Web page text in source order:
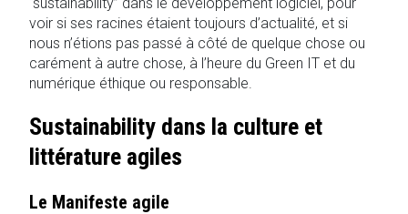
voir si ses racines étaient toujours d’actualité, et si
nous n’étions pas passé à côté de quelque chose ou
carément à autre chose, à l’heure du Green IT et du
numérique éthique ou responsable.
Sustainability dans la culture et
littérature agiles
Le Manifeste agile